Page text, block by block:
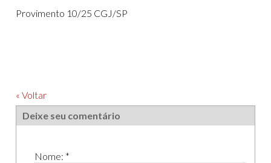
Provimento 10/25 CGJ/SP
« Voltar
Deixe seu comentário
Nome: *